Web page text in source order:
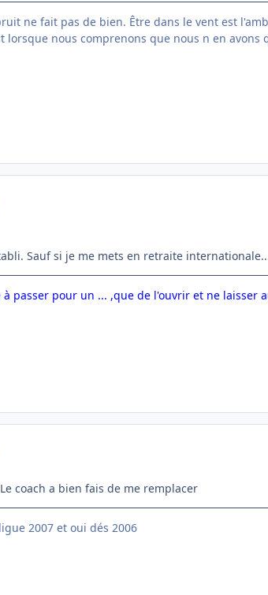
ne fait pas de bien. Être dans le vent est
lorsque nous comprenons que nous n en
Sauf si je me mets en retraite
passer pour un ... ,que de l'ouvrir et ne laisser
coach a bien fais de me remplacer
2007 et oui dés 2006